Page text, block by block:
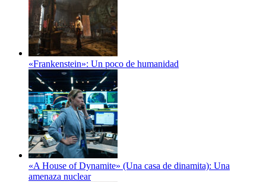
«Frankenstein»: Un poco de humanidad
«A House of Dynamite» (Una casa de dinamita): Una
amenaza nuclear